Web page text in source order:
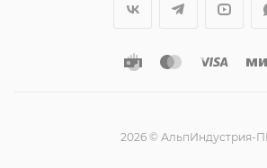
2026 © АльпИндустрия-